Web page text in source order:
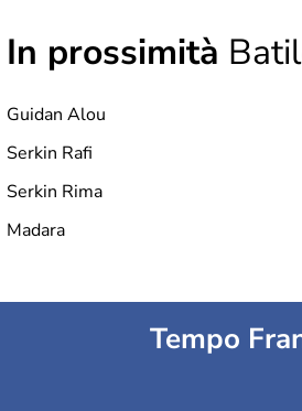
In prossimità
Guidan Alou
Serkin Rafi
Serkin Rima
Madara
Tempo